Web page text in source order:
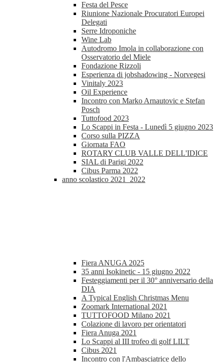
Festa del Pesce
Riunione Nazionale Procuratori Europei
Delegati
Serre Idroponiche
Wine Lab
Autodromo Imola in collaborazione con
Osservatorio del Miele
Fondazione Rizzoli
Esperienza di jobshadowing - Norvegesi
Vinitaly 2023
Oil Experience
Incontro con Marko Arnautovic e Stefan
Posch
Tuttofood 2023
Lo Scappi in Festa - Lunedì 5 giugno 2023
Corso sulla PIZZA
Giornata FAO
ROTARY CLUB VALLE DELL'IDICE
SIAL di Parigi 2022
Cibus Parma 2022
anno scolastico 2021_2022
Fiera ANUGA 2025
35 anni Isokinetic - 15 giugno 2022
Festeggiamenti per il 30° anniversario della
DIA
A Typical English Christmas Menu
Zoomark International 2021
TUTTOFOOD Milano 2021
Colazione di lavoro per orientatori
Fiera Anuga 2021
Lo Scappi al III trofeo di golf LILT
Cibus 2021
Incontro con l'Ambasciatrice dello